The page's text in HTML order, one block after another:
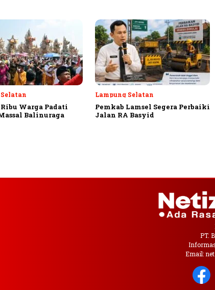
Warga Padati
Balinuraga
Lampung Selatan
Pemkab Lamsel Segera Perbaiki
Jalan RA Basyid
PT.
Email: